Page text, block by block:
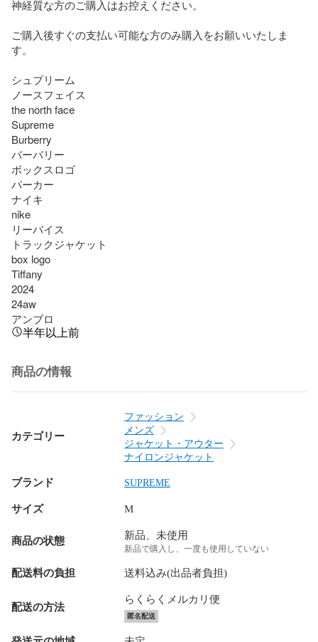
神経質な方のご購入はお控えください。
ご購入後すぐの支払い可能な方のみ購入をお願いいたしま
す。
シュプリーム
ノースフェイス
the north face
Supreme
Burberry
バーバリー
ボックスロゴ
パーカー
ナイキ
nike
リーバイス
トラックジャケット
box logo
Tiffany
2024
24aw
アンブロ
半年以上前
商品の情報
カテゴリー
ファッション
メンズ
ジャケット・アウター
ナイロンジャケット
ブランド SUPREME
サイズ M
商品の状態 新品、未使用
新品で購入し、一度も使用していない
配送料の負担 送料込み(出品者負担)
配送の方法
らくらくメルカリ便
匿名配送